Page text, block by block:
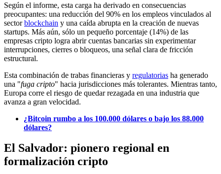
Según el informe, esta carga ha derivado en consecuencias
preocupantes: una reducción del 90% en los empleos vinculados al
sectorblockchain y una caída abrupta en la creación de nuevas
startups. Más aún, sólo un pequeño porcentaje (14%) de las
empresas cripto logra abrir cuentas bancarias sin experimentar
interrupciones, cierres o bloqueos, una señal clara de fricción
estructural.
Esta combinación de trabas financieras y regulatorias ha generado
una "fuga cripto" hacia jurisdicciones más tolerantes. Mientras tanto,
Europa corre el riesgo de quedar rezagada en una industria que
avanza a gran velocidad.
¿Bitcoin rumbo a los 100.000 dólares o bajo los 88.000
dólares?
El Salvador: pionero regional en
formalización cripto